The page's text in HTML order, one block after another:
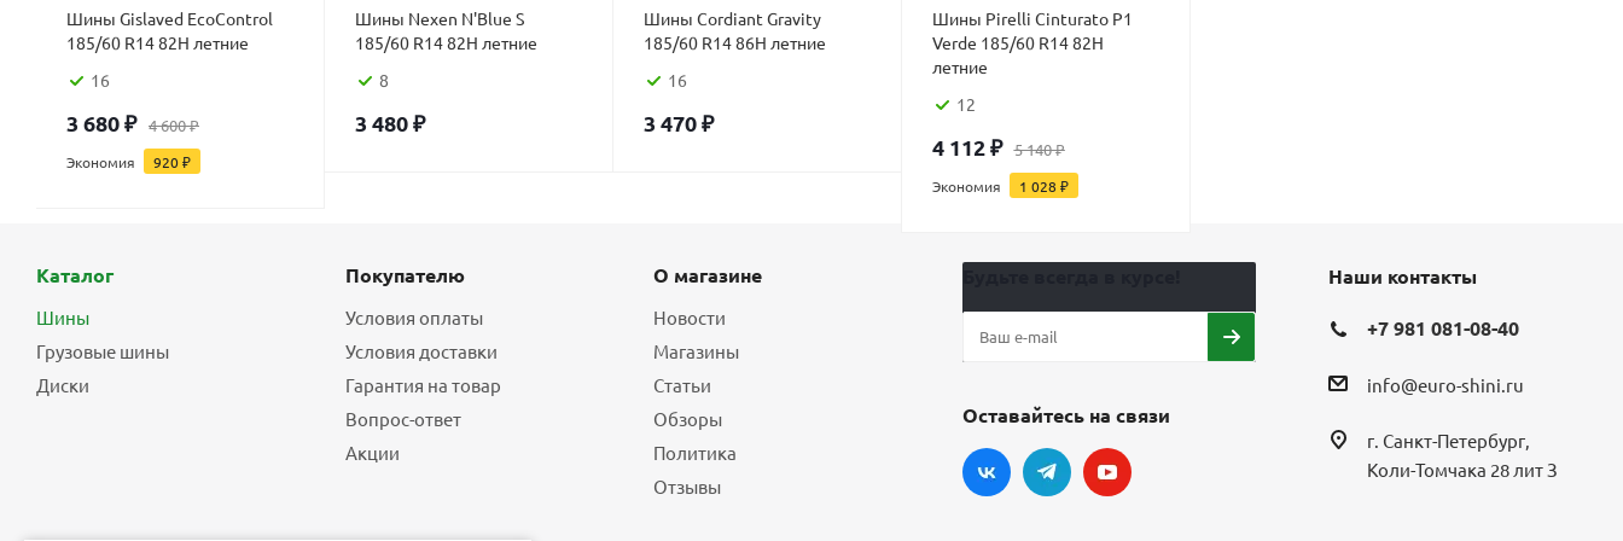
Шины Gislaved EcoControl
185/60 R14 82H летние
16
3 680₽ 4 600₽
Экономия 920₽
Шины Nexen N'Blue S
185/60 R14 82H летние
8
3 480₽
Шины Cordiant Gravity
185/60 R14 86H летние
16
3 470₽
Шины Pirelli Cinturato P1
Verde 185/60 R14 82H
летние
12
4 112₽ 5 140₽
Экономия 1 028 ₽
Каталог
Шины
Грузовые шины
Диски
Покупателю
Условия оплаты
Условия доставки
Гарантия на товар
Вопрос-ответ
Акции
О магазине
Новости
Магазины
Статьи
Обзоры
Политика
Отзывы
Оставайтесь на связи
Наши контакты
+7 981 081-08-40
info@euro-shini.ru
г. Санкт-Петербург,
Коли-Томчака 28 лит З